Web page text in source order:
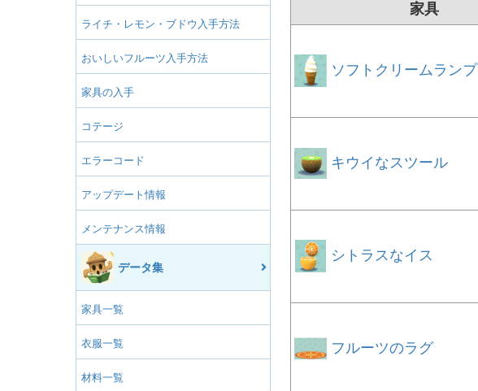
ライチ・レモン・ブドウ入手方法
おいしいフルーツ入手方法
家具の入手
コテージ
エラーコード
アップデート情報
メンテナンス情報
データ集
家具一覧
衣服一覧
材料一覧
家具
ソフトクリームランプ
キウイなスツール
シトラスなイス
フルーツのラグ